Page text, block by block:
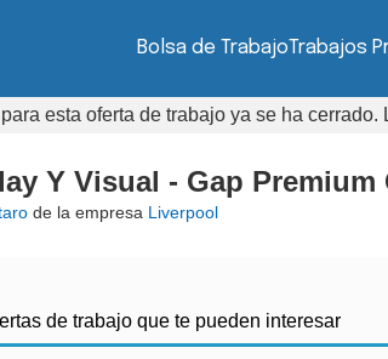
Bolsa de TrabajoTrabajos
esta oferta de trabajo ya se ha cerrado.
Y Visual - Gap
de la empresa Liverpool
de trabajo que te pueden interesar